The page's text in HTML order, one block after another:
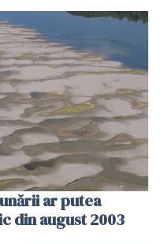
ar putea
din august 2003